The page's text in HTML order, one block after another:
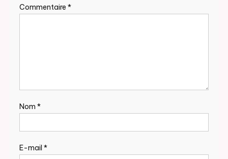
Commentaire *
Nom *
E-mail *